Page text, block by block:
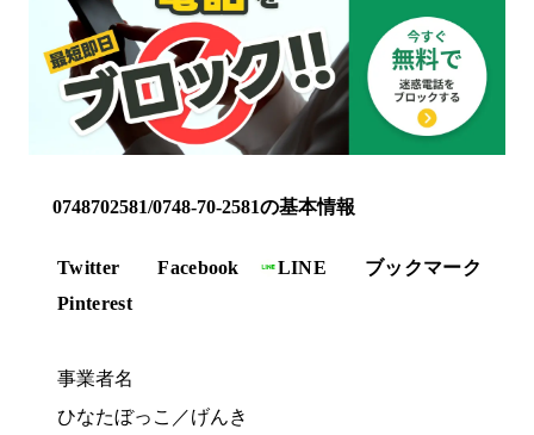
0748702581/0748-70-2581の基本情報
Twitter Facebook LINE
ブックマーク
Pinterest
事業者名
ひなたぼっこ／げんき